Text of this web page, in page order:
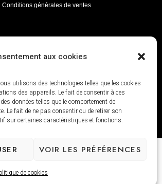
aux cookies
utilisons des technologies telles que les cookies
des appareils. Le fait de consentir à ces
données telles que le comportement de
Le fait de ne pas consentir ou de retirer son
sur certaines caractéristiques et fonctions.
VOIR LES PRÉFÉRENCES
de cookies
Conditions générales de ventes